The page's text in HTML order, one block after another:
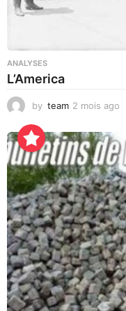
ANALYSES
L’America
by team 2 mois ago
u
r
s
a
g
o